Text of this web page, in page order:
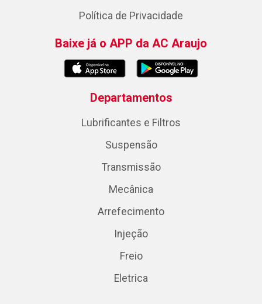
Política de Privacidade
Baixe já o APP da AC Araujo
Departamentos
Lubrificantes e Filtros
Suspensão
Transmissão
Mecânica
Arrefecimento
Injeção
Freio
Eletrica